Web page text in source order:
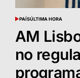
POSTED
PAÍSÚLTIMA HORA
AM
no